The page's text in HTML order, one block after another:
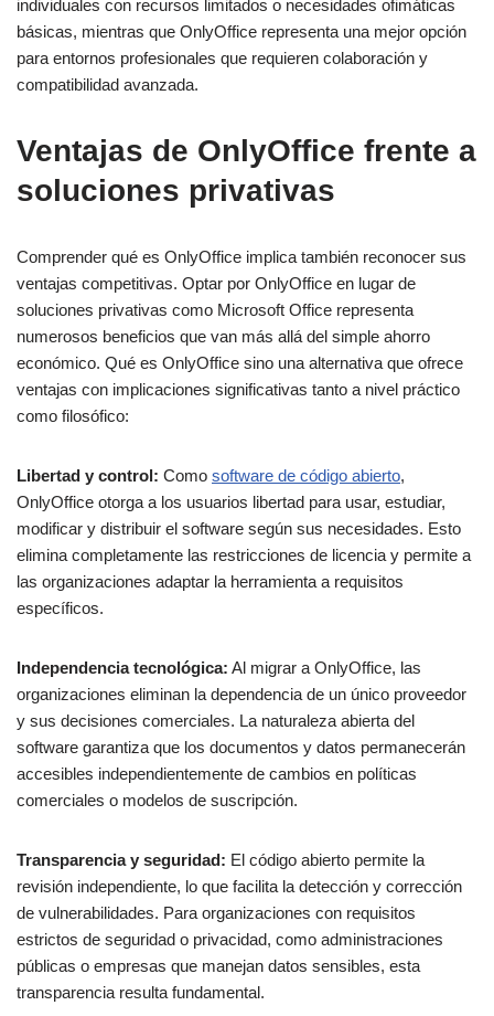
individuales con recursos limitados o necesidades ofimáticas
básicas, mientras que OnlyOffice representa una mejor opción
para entornos profesionales que requieren colaboración y
compatibilidad avanzada.
Ventajas de OnlyOffice frente a
soluciones privativas
Comprender qué es OnlyOffice implica también reconocer sus
ventajas competitivas. Optar por OnlyOffice en lugar de
soluciones privativas como Microsoft Office representa
numerosos beneficios que van más allá del simple ahorro
económico. Qué es OnlyOffice sino una alternativa que ofrece
ventajas con implicaciones significativas tanto a nivel práctico
como filosófico:
Libertad y control: Como software de código abierto,
OnlyOffice otorga a los usuarios libertad para usar, estudiar,
modificar y distribuir el software según sus necesidades. Esto
elimina completamente las restricciones de licencia y permite a
las organizaciones adaptar la herramienta a requisitos
específicos.
Independencia tecnológica: Al migrar a OnlyOffice, las
organizaciones eliminan la dependencia de un único proveedor
y sus decisiones comerciales. La naturaleza abierta del
software garantiza que los documentos y datos permanecerán
accesibles independientemente de cambios en políticas
comerciales o modelos de suscripción.
Transparencia y seguridad: El código abierto permite la
revisión independiente, lo que facilita la detección y corrección
de vulnerabilidades. Para organizaciones con requisitos
estrictos de seguridad o privacidad, como administraciones
públicas o empresas que manejan datos sensibles, esta
transparencia resulta fundamental.